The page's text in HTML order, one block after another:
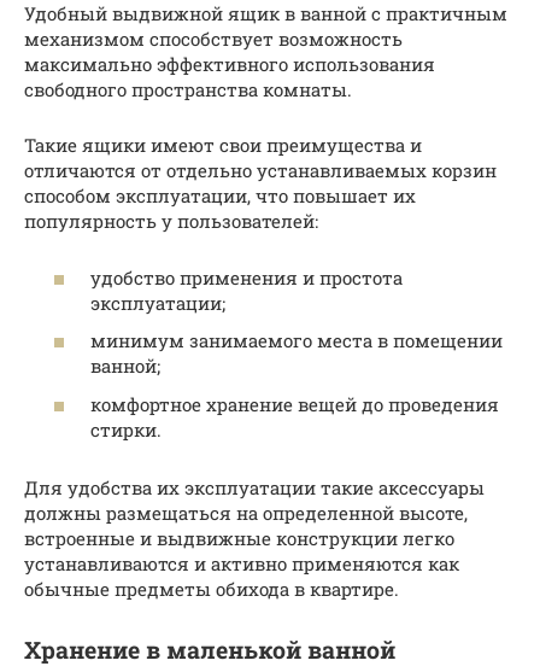
Удобный выдвижной ящик в ванной с практичным
механизмом способствует возможность
максимально эффективного использования
свободного пространства комнаты.
Такие ящики имеют свои преимущества и
отличаются от отдельно устанавливаемых корзин
способом эксплуатации, что повышает их
популярность у пользователей:
удобство применения и простота
эксплуатации;
минимум занимаемого места в помещении
ванной;
комфортное хранение вещей до проведения
стирки.
Для удобства их эксплуатации такие аксессуары
должны размещаться на определенной высоте,
встроенные и выдвижные конструкции легко
устанавливаются и активно применяются как
обычные предметы обихода в квартире.
Хранение в маленькой ванной